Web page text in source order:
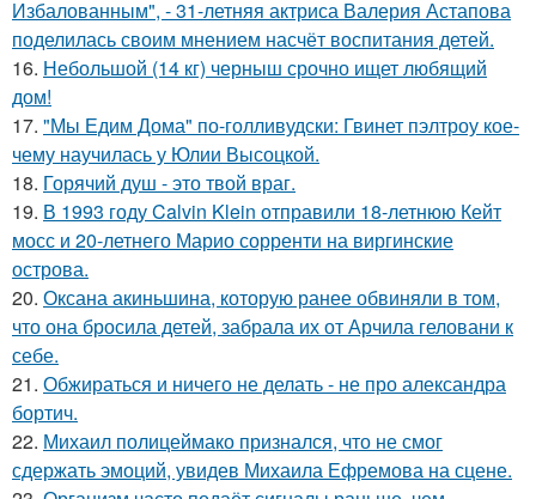
Избалованным", - 31-летняя актриса Валерия Астапова
поделилась своим мнением насчёт воспитания детей.
16. Небольшой (14 кг) черныш срочно ищет любящий
дом!
17. "Мы Едим Дома" по-голливудски: Гвинет пэлтроу кое-
чему научилась у Юлии Высоцкой.
18. Горячий душ - это твой враг.
19. В 1993 году Calvin Klein отправили 18-летнюю Кейт
мосс и 20-летнего Марио сорренти на виргинские
острова.
20. Оксана акиньшина, которую ранее обвиняли в том,
что она бросила детей, забрала их от Арчила геловани к
себе.
21. Обжираться и ничего не делать - не про александра
бортич.
22. Михаил полицеймако признался, что не смог
сдержать эмоций, увидев Михаила Ефремова на сцене.